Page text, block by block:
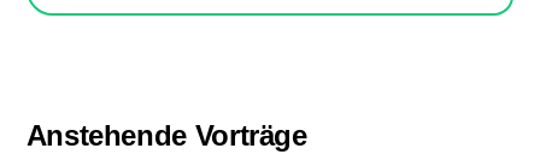
Anstehende Vorträge